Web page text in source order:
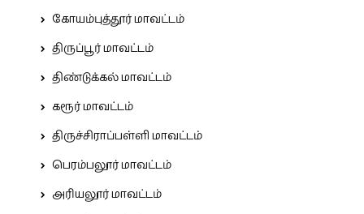
கோயம்புத்தூர் மாவட்டம்
திருப்பூர் மாவட்டம்
திண்டுக்கல் மாவட்டம்
கரூர் மாவட்டம்
திருச்சிராப்பள்ளி மாவட்டம்
பெரம்பலூர் மாவட்டம்
அரியலூர் மாவட்டம்